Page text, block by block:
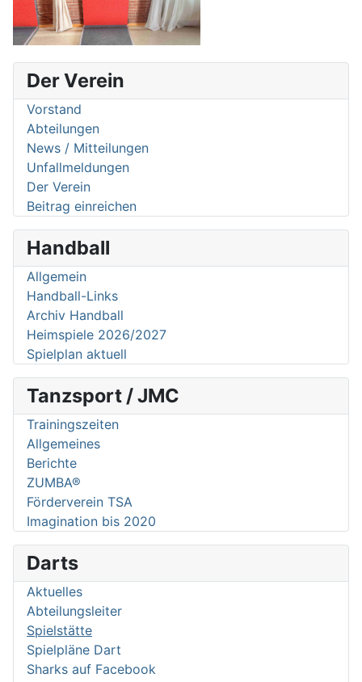
Der Verein
Vorstand
Abteilungen
News / Mitteilungen
Unfallmeldungen
Der Verein
Beitrag einreichen
Handball
Allgemein
Handball-Links
Archiv Handball
Heimspiele 2026/2027
Spielplan aktuell
Tanzsport / JMC
Trainingszeiten
Allgemeines
Berichte
ZUMBA®
Förderverein TSA
Imagination bis 2020
Darts
Aktuelles
Abteilungsleiter
Spielstätte
Spielpläne Dart
Sharks auf Facebook